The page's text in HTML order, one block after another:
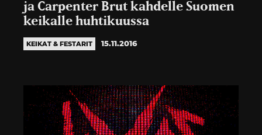
ja Carpenter Brut kahdelle Suomen
keikalle huhtikuussa
KEIKAT & FESTARIT 15.11.2016